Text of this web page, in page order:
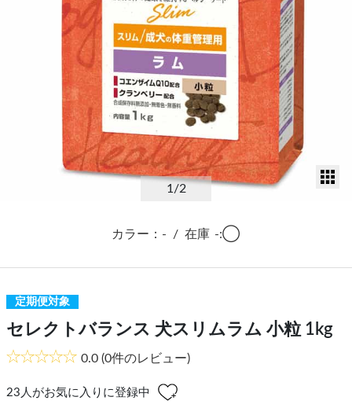
1/2
カラー：- / 在庫 -:◯
定期便対象
セレクトバランス 犬スリムラム 小粒 1kg
0.0 (0件のレビュー)
23 人がお気に入りに登録中